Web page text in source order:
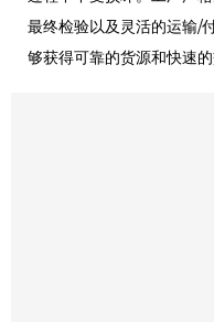
最终检验以及灵活的运输/
够获得可靠的货源和快速的